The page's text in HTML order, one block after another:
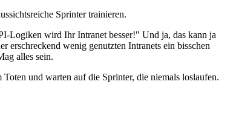
Sprinter trainieren.
Logiken wird Ihr Intranet besser!" Und ja, das kann ja
erschreckend wenig genutzten Intranets ein bisschen
alles sein.
und warten auf die Sprinter, die niemals loslaufen.